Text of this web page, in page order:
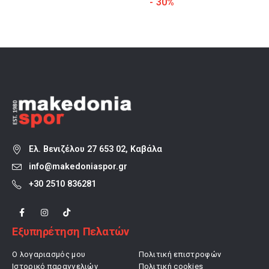
Ελ. Βενιζέλου 27 653 02, Καβάλα
info@makedoniaspor.gr
+30 2510 836281
Εξυπηρέτηση Πελατών
Ο λογαριασμός μου
Ιστορικό παραγγελιών
Πολιτική επιστροφών
Πολιτική cookies